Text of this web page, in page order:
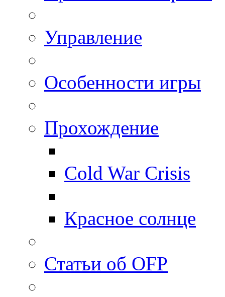
Управление
Особенности игры
Прохождение
Cold War Crisis
Красное солнце
Статьи об OFP